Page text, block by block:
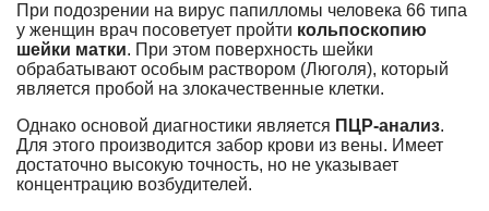
При подозрении на вирус папилломы человека 66 типа
у женщин врач посоветует пройти кольпоскопию
шейки матки. При этом поверхность шейки
обрабатывают особым раствором (Люголя), который
является пробой на злокачественные клетки.
Однако основой диагностики является ПЦР-анализ.
Для этого производится забор крови из вены. Имеет
достаточно высокую точность, но не указывает
концентрацию возбудителей.